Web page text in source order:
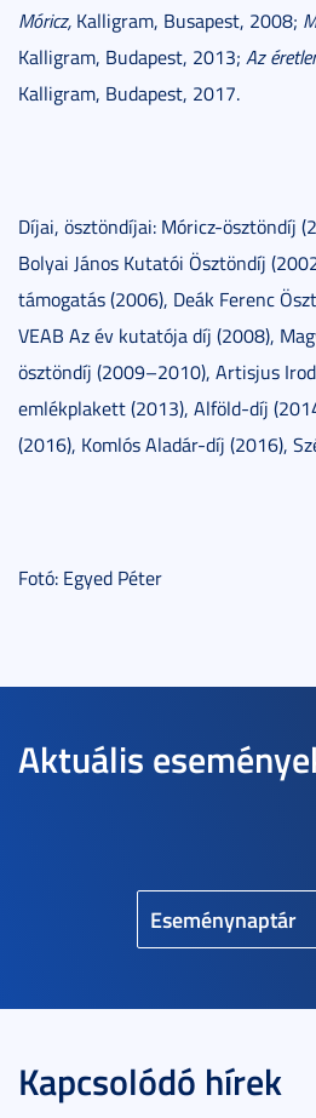
Móricz, Kalligram, Busapest, 2008;
Kalligram, Budapest, 2013; Az
Kalligram, Budapest, 2017.
Díjai, ösztöndíjai: Móricz-ösztöndíj
Bolyai János Kutatói Ösztöndíj
támogatás (2006), Deák Ferenc
VEAB Az év kutatója díj (2008),
ösztöndíj (2009–2010), Artisjus
emlékplakett (2013), Alföld-díj
(2016), Komlós Aladár-díj (2016),
Fotó: Egyed Péter
Aktuális
Eseménynaptár
Kapcsolódó hírek